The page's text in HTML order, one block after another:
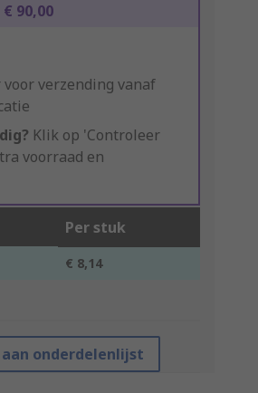
90,00
verzending vanaf
Klik op 'Controleer
voorraad en
Per stuk
€ 8,14
onderdelenlijst